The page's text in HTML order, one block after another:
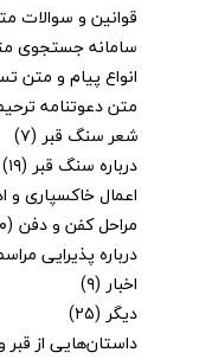
★
قوانین و سوالات
سامانه جستجوی
انواع پیام و متن
متن دعوتنامه
شعر سنگ قبر (۷)
درباره سنگ قبر (۱۹)
اعمال خاکسپاری و
مراحل کفن و دفن (۲۰)
درباره پذیرایی
اخبار (۹)
دیگر (۲۵)
داستان‌هایی از